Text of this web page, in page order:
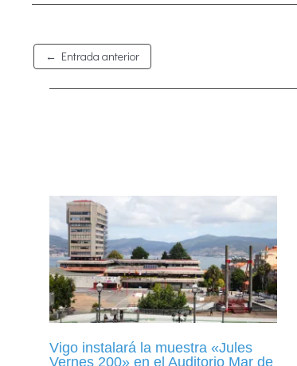
← Entrada anterior
Vigo instalará la muestra «Jules
Vernes 200» en el Auditorio Mar de